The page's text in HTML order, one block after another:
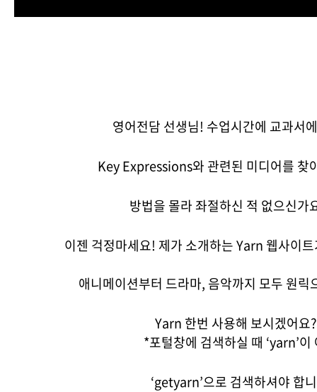
영어전담 선생님! 수업시간에 교과서
Key Expressions와 관련된 미디어를 찾
방법을 몰라 좌절하신 적 없으신가
이젠 걱정마세요! 제가 소개하는 Yarn 웹사이
애니메이션부터 드라마, 음악까지 모두 원
Yarn 한번 사용해 보시겠어
*포털창에 검색하실 때 ‘yarn’
‘getyarn’으로 검색하셔야 합